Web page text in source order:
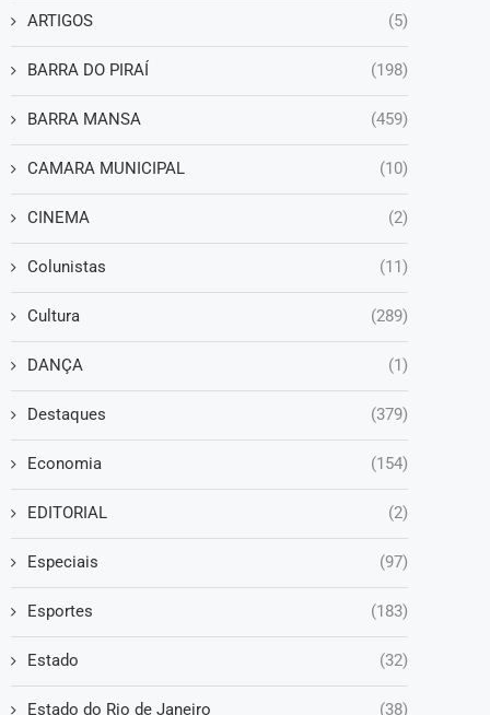
ARTIGOS (5)
BARRA DO PIRAÍ (198)
BARRA MANSA (459)
CAMARA MUNICIPAL (10)
CINEMA (2)
Colunistas (11)
Cultura (289)
DANÇA (1)
Destaques (379)
Economia (154)
EDITORIAL (2)
Especiais (97)
Esportes (183)
Estado (32)
Estado do Rio de Janeiro (38)